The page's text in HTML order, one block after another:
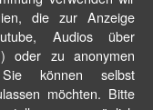
die zur Anzeige
Audios über
oder zu anonymen
Sie können selbst
möchten. Bitte